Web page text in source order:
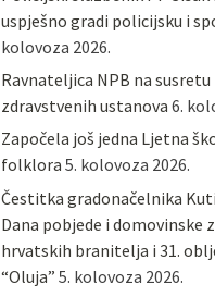
uspješno gradi policijsku i
kolovoza 2026.
Ravnateljica NPB na
zdravstvenih ustanova 6.
Započela još jedna Ljetna
folklora 5. kolovoza 2026.
Čestitka gradonačelnika
Dana pobjede i domovinske
hrvatskih branitelja i 31.
“Oluja” 5. kolovoza 2026.